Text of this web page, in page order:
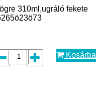
310ml,ugráló fekete
Kosárba